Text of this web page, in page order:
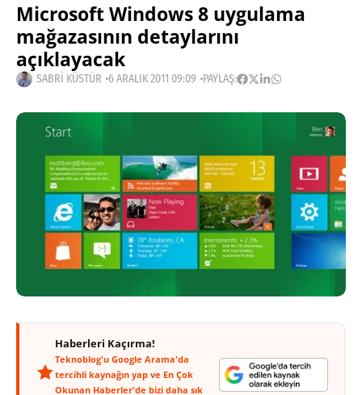
Microsoft Windows 8 uygulama
mağazasının detaylarını
açıklayacak
SABRI KÜSTÜR 6 ARALIK 2011 09:09 PAYLAŞ:
Haberleri Kaçırma!
Teknoblog'u Google Arama'da
tercihli kaynağın yap ve En Çok
Okunan Haberler'de bizi daha sık